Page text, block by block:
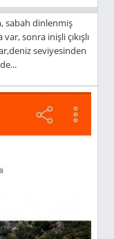
sabah dinlenmiş
sonra inişli çıkışlı
seviyesinden